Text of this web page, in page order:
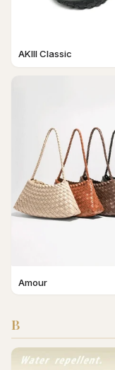
AKIII Classic
Amour
B